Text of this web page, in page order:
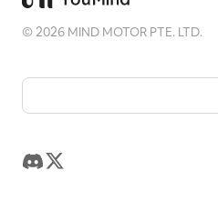
©2026 MIND MOTOR PTE. LTD.